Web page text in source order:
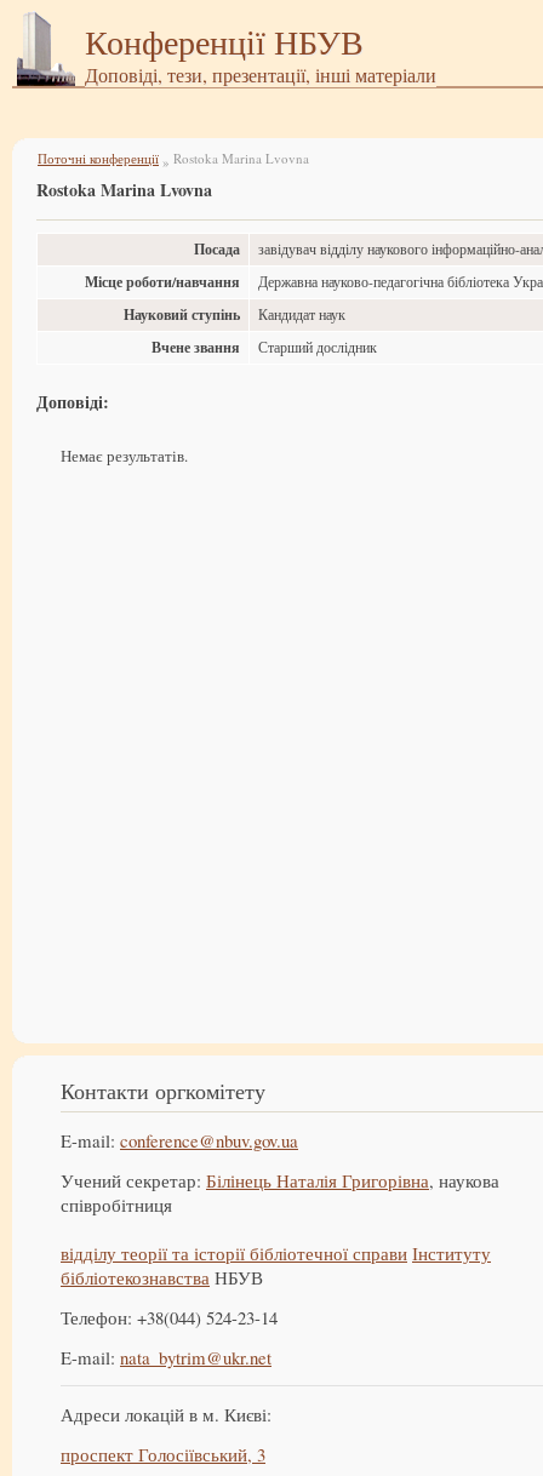
Конференції НБУВ
Доповіді, тези, презентації, інші матеріали
Поточні конференції » Rostoka Marina Lvovna
Rostoka Marina Lvovna
Посада завідувач відділу наукового інформаційно-
Місце роботи/навчання Державна науково-педагогічна бібліотека
Науковий ступінь Кандидат наук
Вчене звання Старший дослідник
Доповіді:
Немає результатів.
Контакти оргкомітету
E-mail: conference@nbuv.gov.ua
Учений секретар: Білінець Наталія Григорівна, наукова
співробітниця
відділу теорії та історії бібліотечної справи Інституту
бібліотекознавства НБУВ
Телефон: +38(044) 524-23-14
E-mail: nata_bytrim@ukr.net
Адреси локацій в м. Києві:
проспект Голосіївський, 3